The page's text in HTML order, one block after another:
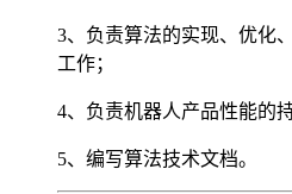
3、负责算法的实现、优化
工作；
4、负责机器人产品性能的
5、编写算法技术文档。